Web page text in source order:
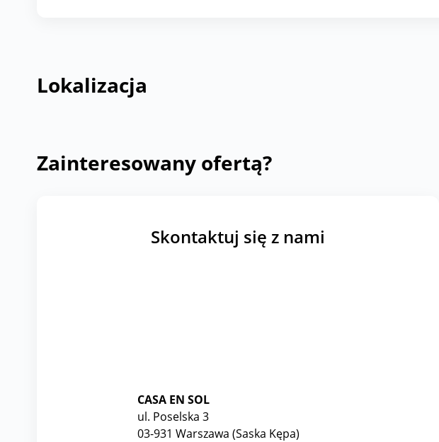
Lokalizacja
Zainteresowany ofertą?
Skontaktuj się z nami
CASA EN SOL
ul. Poselska 3
03-931 Warszawa (Saska Kępa)